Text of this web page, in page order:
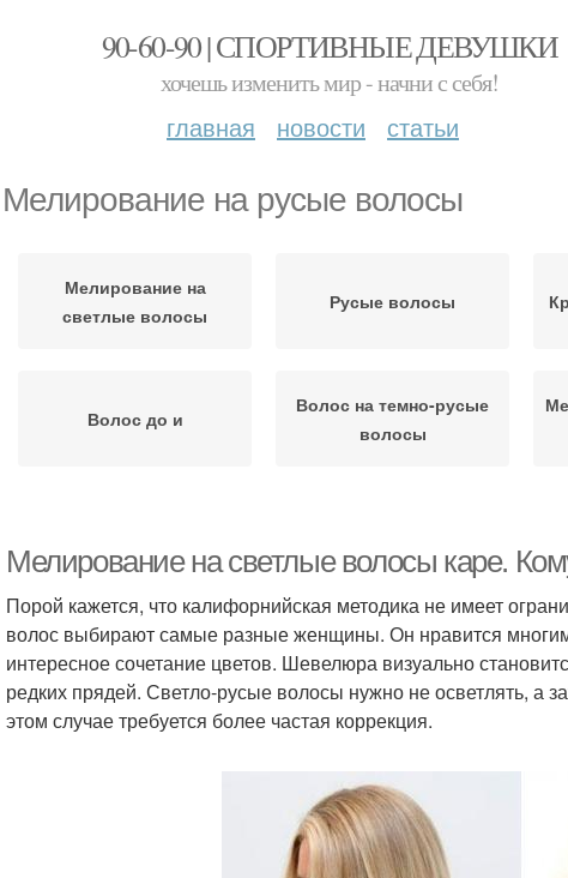
90-60-90 | СПОРТИВНЫЕ ДЕВУШКИ
хочешь изменить мир - начни с себя!
главная новости статьи
Мелирование на русые волосы
Мелирование на
светлые волосы
Русые волосы
Волос до и
Волос на темно-русые
волосы
мелирование
мелирование
Мелирование на светлые волосы каре.
Порой кажется, что калифорнийская методика не имеет
волос выбирают самые разные женщины. Он нравится многим
интересное сочетание цветов. Шевелюра визуально
редких прядей. Светло-русые волосы нужно не осветлять, а
этом случае требуется более частая коррекция.